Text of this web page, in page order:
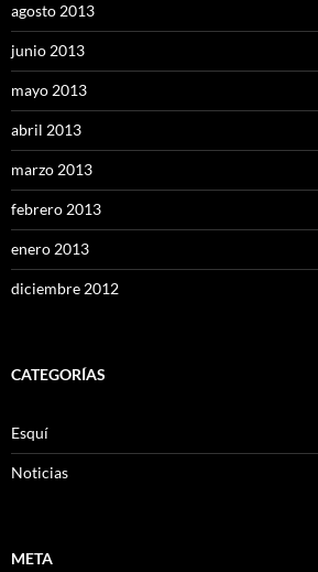
agosto 2013
junio 2013
mayo 2013
abril 2013
marzo 2013
febrero 2013
enero 2013
diciembre 2012
CATEGORÍAS
Esquí
Noticias
META